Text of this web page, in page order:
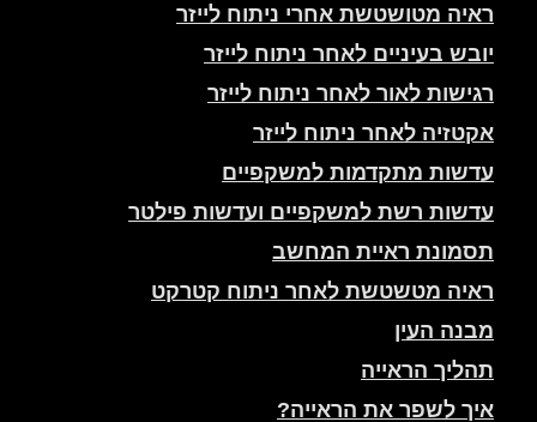
ראיה מטושטשת אחרי ניתוח לייזר
יובש בעיניים לאחר ניתוח לייזר
רגישות לאור לאחר ניתוח לייזר
אקטזיה לאחר ניתוח לייזר
עדשות מתקדמות למשקפיים
עדשות רשת למשקפיים ועדשות פילטר
תסמונת ראיית המחשב
ראיה מטשטשת לאחר ניתוח קטרקט
מבנה העין
תהליך הראייה
איך לשפר את הראייה?